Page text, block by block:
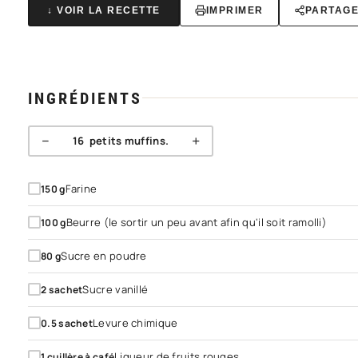
↓ VOIR LA RECETTE IMPRIMER
INGRÉDIENTS
− 16 petits muffins. +
150gFarine
100gBeurre (le sortir un peu avant afin qu'il soit ramolli)
80 gSucre en poudre
2sachetSucre vanillé
0.5sachetLevure chimique